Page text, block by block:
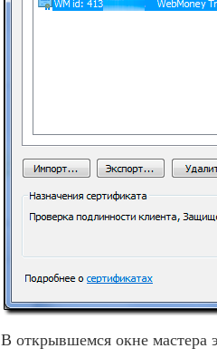
В открывшемся окне мастера